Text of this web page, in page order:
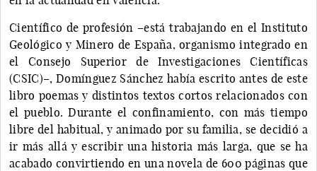
Científico de profesión –está trabajando en el Instituto
Geológico y Minero de España, organismo integrado en
el Consejo Superior de Investigaciones Científicas
(CSIC)–, Domínguez Sánchez había escrito antes de este
libro poemas y distintos textos cortos relacionados con
el pueblo. Durante el confinamiento, con más tiempo
libre del habitual, y animado por su familia, se decidió a
ir más allá y escribir una historia más larga, que se ha
acabado convirtiendo en una novela de 600 páginas que